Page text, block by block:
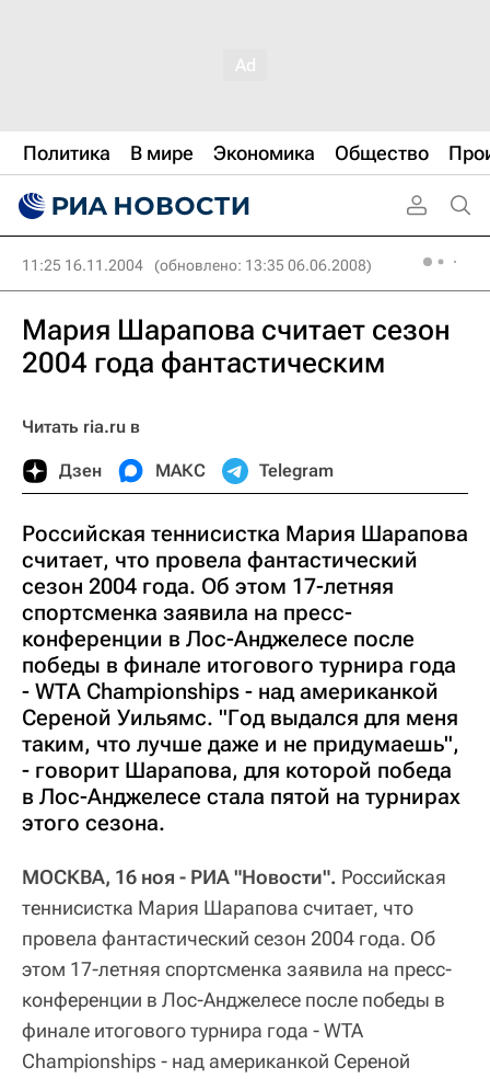
Политика В мире Экономика Общество
11:25 16.11.2004 (обновлено: 13:35 06.06.2008)
Мария Шарапова считает сезон
2004 года фантастическим
Читать ria.ru в
Дзен МАКС Telegram
Российская теннисистка Мария Шарапова
считает, что провела фантастический
сезон 2004 года. Об этом 17-летняя
спортсменка заявила на пресс-
конференции в Лос-Анджелесе после
победы в финале итогового турнира года
- WTA Championships - над американкой
Сереной Уильямс. "Год выдался для меня
таким, что лучше даже и не придумаешь",
- говорит Шарапова, для которой победа
в Лос-Анджелесе стала пятой на турнирах
этого сезона.
МОСКВА, 16 ноя - РИА "Новости". Российская
теннисистка Мария Шарапова считает, что
провела фантастический сезон 2004 года. Об
этом 17-летняя спортсменка заявила на пресс-
конференции в Лос-Анджелесе после победы в
финале итогового турнира года - WTA
Championships - над американкой Сереной